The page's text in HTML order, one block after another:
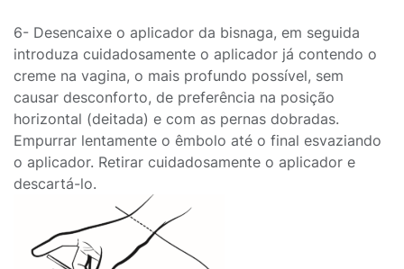
6- Desencaixe o aplicador da bisnaga, em seguida
introduza cuidadosamente o aplicador já contendo o
creme na vagina, o mais profundo possível, sem
causar desconforto, de preferência na posição
horizontal (deitada) e com as pernas dobradas.
Empurrar lentamente o êmbolo até o final esvaziando
o aplicador. Retirar cuidadosamente o aplicador e
descartá-lo.